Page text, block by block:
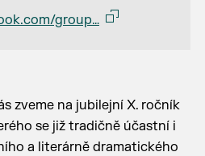
group…
zveme na jubilejní X. ročník
se již tradičně účastní i
a literárně dramatického